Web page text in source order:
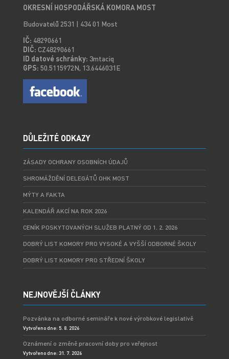
OKRESNÍ HOSPODÁŘSKÁ KOMORA MOST
Budovatelů 2531 | 434 01 Most
IČ: 48290661
DIČ: CZ48290661
ID datové schránky: 3mtaciq
GPS: 50.5115972N, 13.6446031E
DŮLEŽITÉ ODKAZY
ZÁSADY OCHRANY OSOBNÍCH ÚDAJŮ
SHROMÁŽDĚNÍ DELEGÁTŮ OHK MOST
MÝTY A FAKTA
KALENDÁŘ AKCÍ NA ROK 2026
CENÍK POSKYTOVANÝCH SLUŽEB PLATNÝ OD 1. 2. 2026
DOBRÝ LIST KOMORY PRO VYSOKÉ A VYŠŠÍ ODBORNÉ ŠKOLY
DOBRÝ LIST KOMORY PRO STŘEDNÍ ŠKOLY
NEJNOVĚJŠÍ ČLÁNKY
Pozvánka na odborné semináře k nové výrobkové legislativě
Vytvořeno dne: 5. 8. 2026
Oznámení o změně pracovní doby pro veřejnost
Vytvořeno dne: 31. 7. 2026